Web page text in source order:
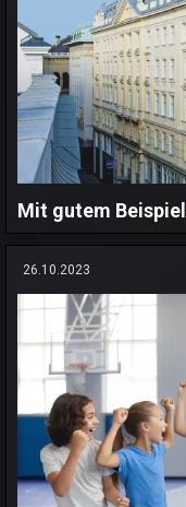
Mit gutem
26.10.2023